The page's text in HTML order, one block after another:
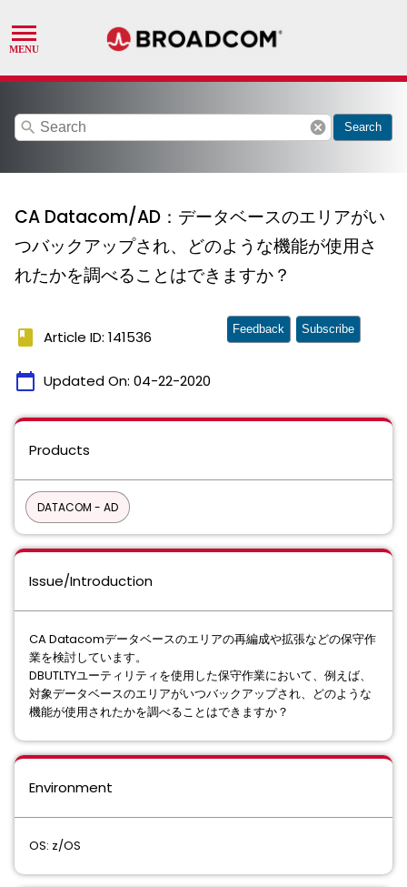
search cancel Search
CA Datacom/AD：データベースのエリアがい
つバックアップされ、どのような機能が使用さ
れたかを調べることはできますか？
book Article ID: 141536
calendar_today Updated On: 04-22-2020
Feedback Subscribe
Products
DATACOM - AD
Issue/Introduction
CA Datacomデータベースのエリアの再編成や拡張などの保守作
業を検討しています。
DBUTLTYユーティリティを使用した保守作業において、例えば、
対象データベースのエリアがいつバックアップされ、どのような
機能が使用されたかを調べることはできますか？
Environment
OS: z/OS